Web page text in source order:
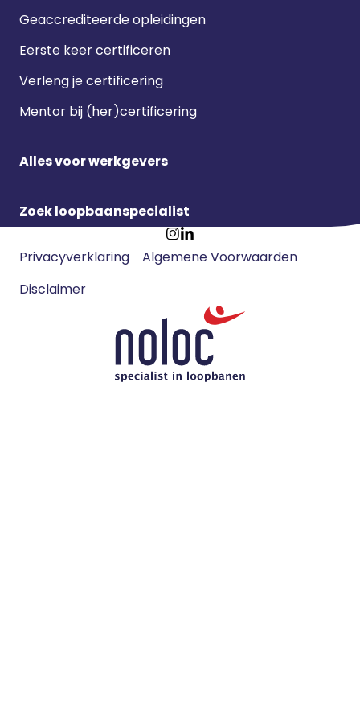
Geaccrediteerde opleidingen
Eerste keer certificeren
Verleng je certificering
Mentor bij (her)certificering
Alles voor werkgevers
Zoek loopbaanspecialist
GaGa
Footer
navigatie
Privacyverklaring
Algemene Voorwaarden
Disclaimer